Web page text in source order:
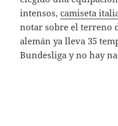
intensos,camiseta
notar sobre el terreno
alemán ya lleva 35
Bundesliga y no hay